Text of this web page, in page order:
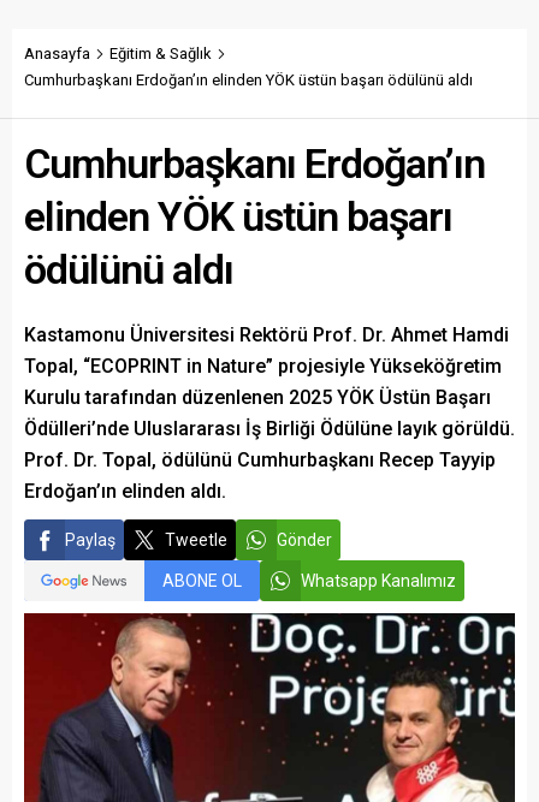
savundu.
Anasayfa
Eğitim & Sağlık
Cumhurbaşkanı Erdoğan’ın elinden YÖK üstün başarı ödülünü aldı
Cumhurbaşkanı Erdoğan’ın
elinden YÖK üstün başarı
ödülünü aldı
Kastamonu Üniversitesi Rektörü Prof. Dr. Ahmet Hamdi
Topal, “ECOPRINT in Nature” projesiyle Yükseköğretim
Kurulu tarafından düzenlenen 2025 YÖK Üstün Başarı
Ödülleri’nde Uluslararası İş Birliği Ödülüne layık görüldü.
Prof. Dr. Topal, ödülünü Cumhurbaşkanı Recep Tayyip
Erdoğan’ın elinden aldı.
Paylaş Tweetle Gönder
ABONE OL Whatsapp Kanalımız